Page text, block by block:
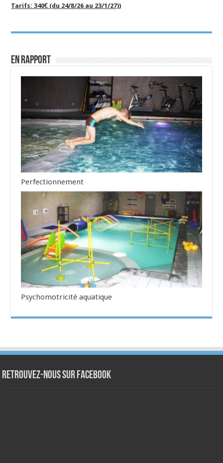
Tarifs: 340€ (du 24/8/26 au 23/1/27))
En rapport
Perfectionnement
Psychomotricité aquatique
Retrouvez-nous sur Facebook